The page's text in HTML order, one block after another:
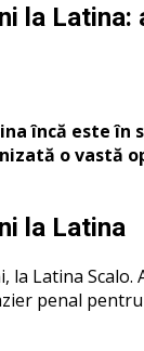
la
încă este
o vastă
la Latina
la Latina
penal